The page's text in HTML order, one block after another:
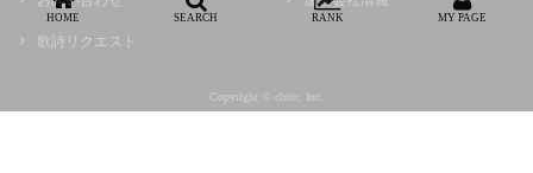
歌詩リクエスト
Copyright © choir, Inc.
HOME SEARCH RANK MY PAGE